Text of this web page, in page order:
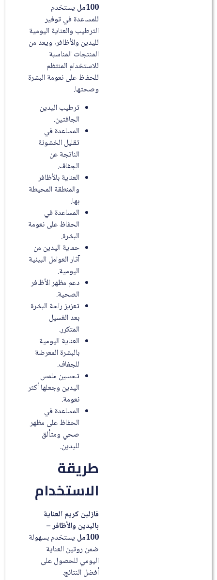
100مل
يستخدم
للمساعدة في توفير
الترطيب والعناية اليومية
لليدين والأظافر، ويعد من
المنتجات المناسبة
للاستخدام المنتظم
للحفاظ على نعومة البشرة
وصحتها.
ترطيب اليدين
الجافتين.
المساعدة في
تقليل الخشونة
الناتجة عن
الجفاف.
العناية بالأظافر
والمنطقة المحيطة
المساعدة في
الحفاظ على نعومة
البشرة.
حماية اليدين من
آثار العوامل البيئية
اليومية.
دعم مظهر الأظافر
الصحية.
تعزيز راحة البشرة
بعد الغسيل
المتكرر.
العناية اليومية
بالبشرة المعرضة
للجفاف.
تحسين ملمس
اليدين وجعلها أكثر
نعومة.
المساعدة في
الحفاظ على مظهر
صحي ومتألق
لليدين.
طريقة
الاستخدام
فازلين كريم العناية
باليدين والأظافر –
100مل
يستخدم بسهولة
ضمن روتين العناية
اليومي للحصول على
أفضل النتائج.